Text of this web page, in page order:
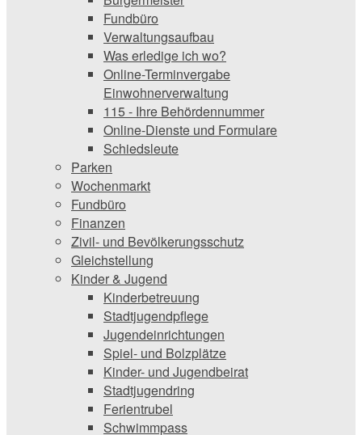
Fundbüro
Verwaltungsaufbau
Was erledige ich wo?
Online-Terminvergabe
Einwohnerverwaltung
115 - Ihre Behördennummer
Online-Dienste und Formulare
Schiedsleute
Parken
Wochenmarkt
Fundbüro
Finanzen
Zivil- und Bevölkerungsschutz
Gleichstellung
Kinder & Jugend
Kinderbetreuung
Stadtjugendpflege
Jugendeinrichtungen
Spiel- und Bolzplätze
Kinder- und Jugendbeirat
Stadtjugendring
Ferientrubel
Schwimmpass